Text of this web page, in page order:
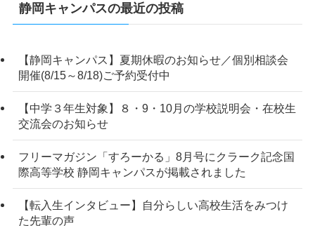
静岡キャンパスの最近の投稿
【静岡キャンパス】夏期休暇のお知らせ／個別相談会
開催(8/15～8/18)ご予約受付中
【中学３年生対象】８・9・10月の学校説明会・在校生
交流会のお知らせ
フリーマガジン「すろーかる」8月号にクラーク記念国
際高等学校 静岡キャンパスが掲載されました
【転入生インタビュー】自分らしい高校生活をみつけ
た先輩の声